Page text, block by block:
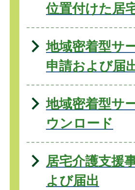
位置付けた居
地域密着型サ
申請および届
地域密着型サ
ウンロード
居宅介護支援
よび届出